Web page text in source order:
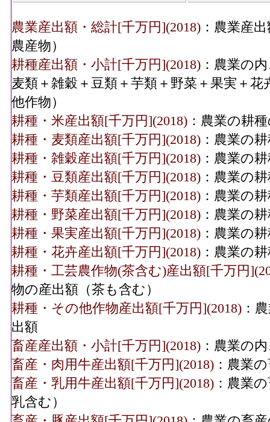
農業産出額・総計[千万円](2018) ：農業産
農産物）
耕種産出額・小計[千万円](2018) ：農業の
麦類＋雑穀＋豆類＋芋類＋野菜＋果実＋
他作物）
耕種・米産出額[千万円](2018) ：農業の耕
耕種・麦類産出額[千万円](2018) ：農業の
耕種・雑穀産出額[千万円](2018) ：農業の
耕種・豆類産出額[千万円](2018) ：農業の
耕種・芋類産出額[千万円](2018) ：農業の
耕種・野菜産出額[千万円](2018) ：農業の
耕種・果実産出額[千万円](2018) ：農業の
耕種・花卉産出額[千万円](2018) ：農業の
耕種・工芸農作物(茶含む)産出額[千万円
物の産出額（茶も含む）
耕種・その他作物産出額[千万円](2018) ：
出額
畜産産出額・小計[千万円](2018) ：農業の
畜産・肉用牛産出額[千万円](2018) ：農業
畜産・乳用牛産出額[千万円](2018) ：農業
乳含む）